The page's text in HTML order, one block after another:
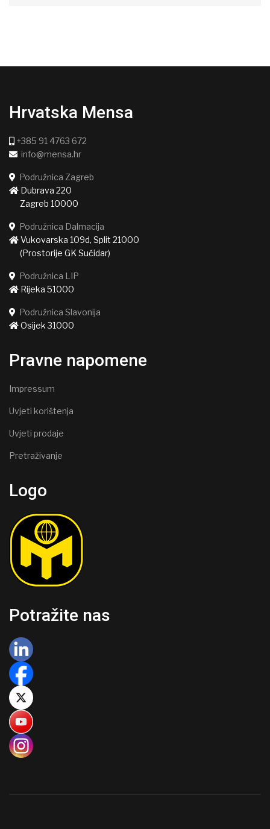
Hrvatska Mensa
+385 91 4763 672
info@mensa.hr
Podružnica Zagreb
Dubrava 220
Zagreb 10000
Podružnica Dalmacija
Vukovarska 109d, Split 21000
(Prostorije GK Sućidar)
Podružnica LIP
Rijeka 51000
Podružnica Slavonija
Osijek 31000
Pravne napomene
Impressum
Uvjeti korištenja
Uvjeti prodaje
Pretraživanje
Logo
Potražite nas